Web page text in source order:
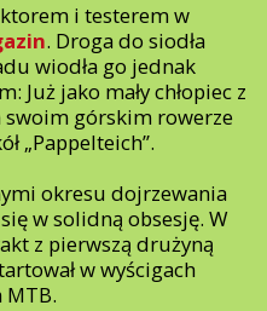
i testerem w
. Droga do siodła
wiodła go jednak
Już jako mały chłopiec z
swoim górskim rowerze
„Pappelteich”.
okresu dojrzewania
w solidną obsesję. W
z pierwszą drużyną
w wyścigach